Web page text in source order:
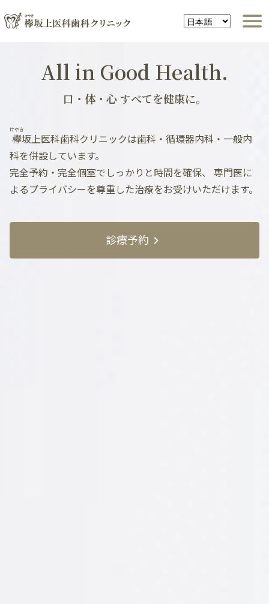
All in Good Health.
口・体・心 すべてを健康に。
欅
けやき
坂上医科歯科クリニックは歯科・循環器内科・一般内
科を併設しています。
完全予約・完全個室でしっかりと時間を確保、
よるプライバシーを尊重した治療をお受けいただけます。
診療予約